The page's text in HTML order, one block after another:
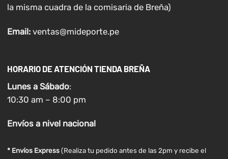
la misma cuadra de la comisaria de Breña)
Email: ventas@mideporte.pe
HORARIO DE ATENCIÓN TIENDA BREÑA
Lunes a Sábado:
10:30 am – 8:00 pm
Envíosa nivel nacional
* Envíos Express(Realiza tu pedido antes de las 2pm y recibe el